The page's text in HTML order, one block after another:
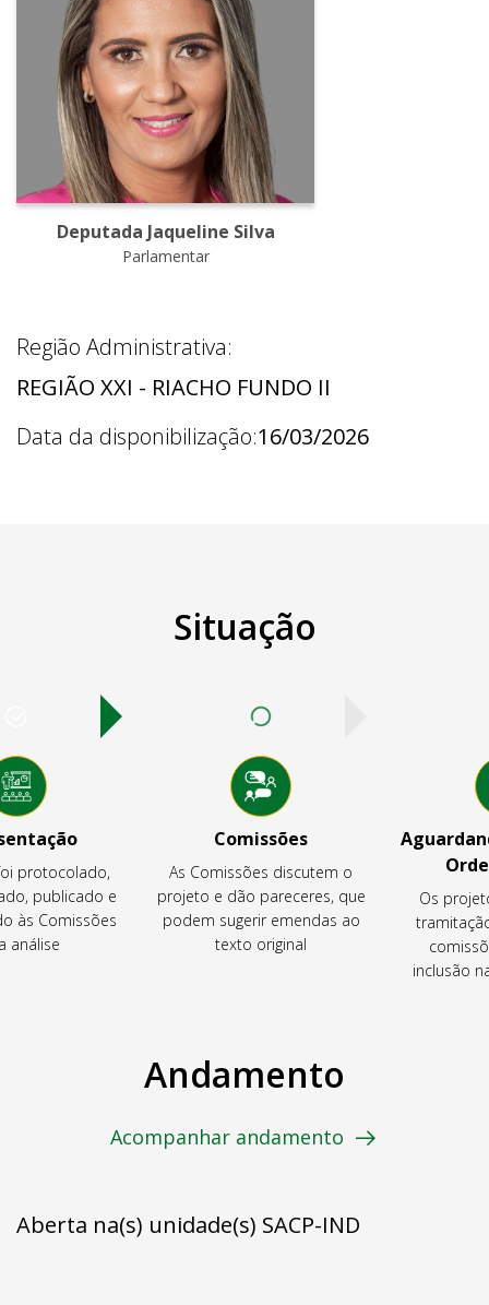
Deputada Jaqueline Silva
Parlamentar
Região Administrativa:
REGIÃO XXI - RIACHO FUNDO II
Data da disponibilização:16/03/2026
Situação
protocolado,
publicado e
às Comissões
análise
Comissões
As Comissões discutem o
projeto e dão pareceres, que
podem sugerir emendas ao
texto original
Os
inclusão
Andamento
Acompanhar andamento
Aberta na(s) unidade(s) SACP-IND